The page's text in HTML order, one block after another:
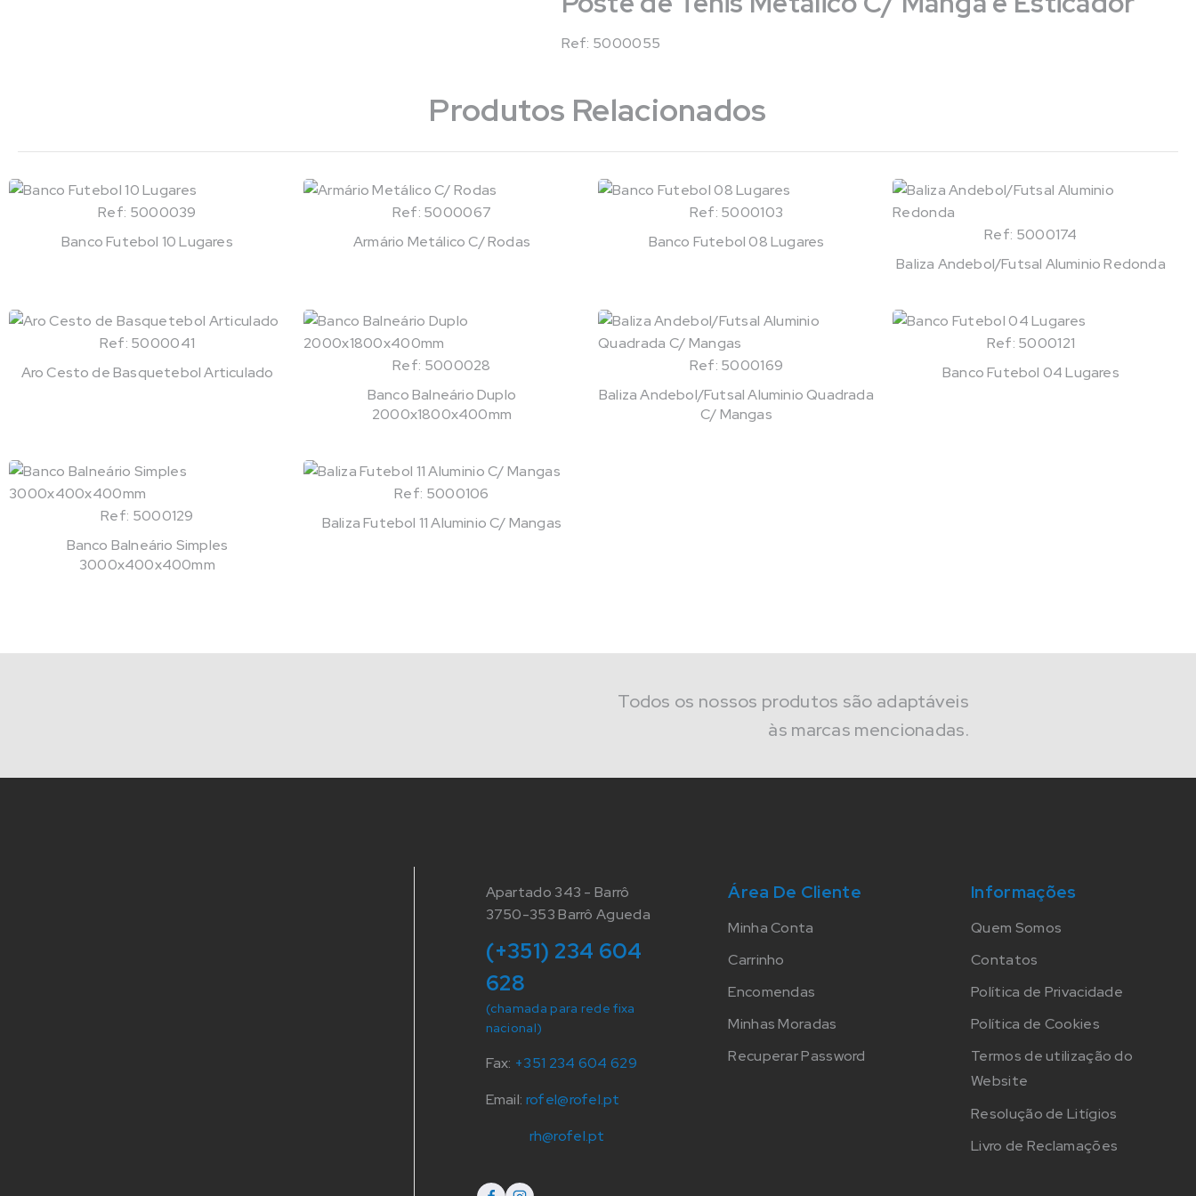
Ref: 5000055
Produtos Relacionados
Ref: 5000039
Banco Futebol 10 Lugares
Ref: 5000067
Armário Metálico C/ Rodas
Ref: 5000103
Banco Futebol 08 Lugares
Ref: 5000174
Baliza Andebol/Futsal Aluminio Redonda
Ref: 5000041
Aro Cesto de Basquetebol Articulado
Ref: 5000028
Banco Balneário Duplo
2000x1800x400mm
Ref: 5000169
Baliza Andebol/Futsal Aluminio Quadrada
C/ Mangas
Ref: 5000121
Banco Futebol 04 Lugares
Ref: 5000129
Banco Balneário Simples
3000x400x400mm
Ref: 5000106
Baliza Futebol 11 Aluminio C/ Mangas
Todos os nossos produtos são adaptáveis
às marcas mencionadas.
Apartado 343 - Barrô
3750-353 Barrô Agueda
(+351) 234 604
628
(chamada para rede fixa
nacional)
Fax: +351 234 604 629
Email: rofel@rofel.pt
rh@rofel.pt
Área De Cliente
Minha Conta
Carrinho
Encomendas
Minhas Moradas
Recuperar Password
Informações
Quem Somos
Contatos
Política de Privacidade
Política de Cookies
Termos de utilização do
Website
Resolução de Litígios
Livro de Reclamações